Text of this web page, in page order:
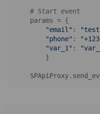
# Start event
    params = {
"email" :
"phone" :
"var_1" :
        }